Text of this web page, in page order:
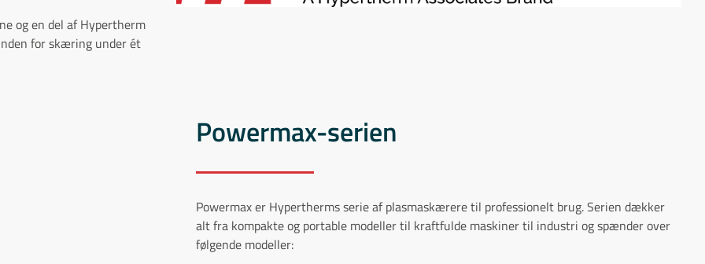
og en del af Hypertherm
for skæring under ét
Powermax-serien
Powermax er Hypertherms serie af plasmaskærere til professionelt brug. Serien dækker
alt fra kompakte og portable modeller til kraftfulde maskiner til industri og spænder over
følgende modeller: